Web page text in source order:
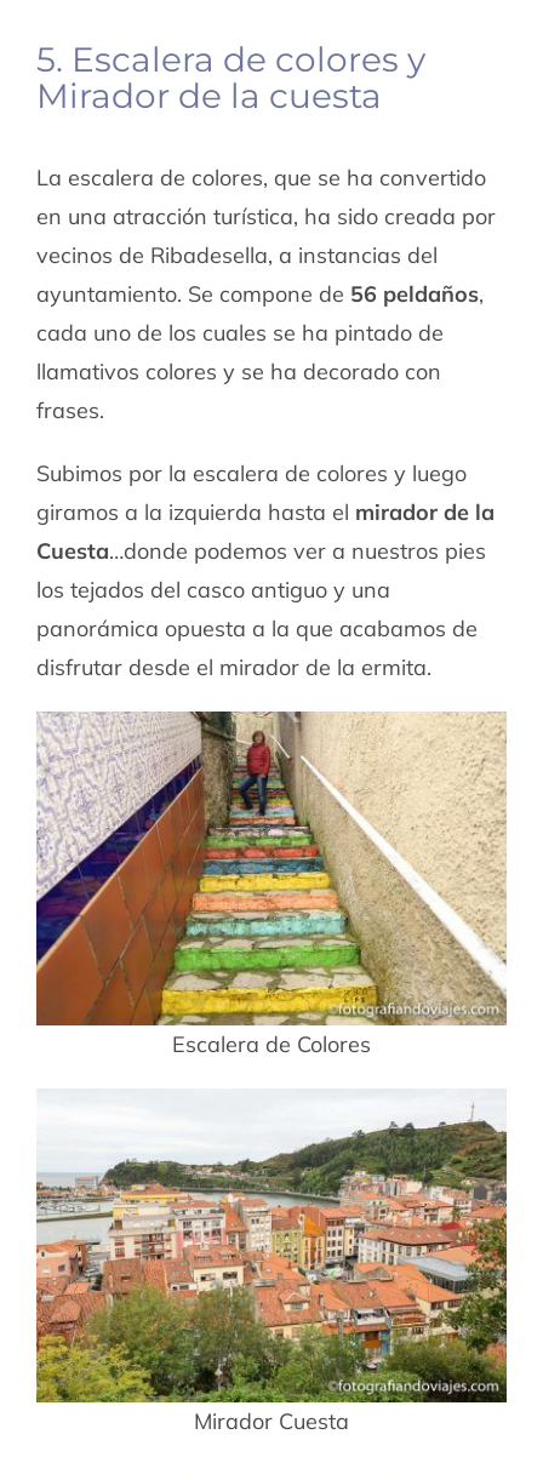
5. Escalera de colores y
Mirador de la cuesta
La escalera de colores, que se ha convertido
en una atracción turística, ha sido creada por
vecinos de Ribadesella, a instancias del
ayuntamiento. Se compone de 56 peldaños,
cada uno de los cuales se ha pintado de
llamativos colores y se ha decorado con
frases.
Subimos por la escalera de colores y luego
giramos a la izquierda hasta el mirador de la
Cuesta…donde podemos ver a nuestros pies
los tejados del casco antiguo y una
panorámica opuesta a la que acabamos de
disfrutar desde el mirador de la ermita.
Escalera de Colores
Mirador Cuesta